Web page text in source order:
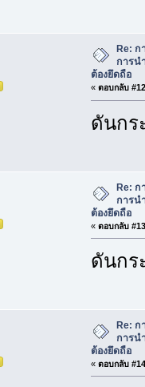
Re: ก
การน
ต้องยึดถือ
« ตอบกลับ
ดันกร
Re: ก
การน
ต้องยึดถือ
« ตอบกลับ
ดันกร
Re: ก
การน
ต้องยึดถือ
« ตอบกลับ